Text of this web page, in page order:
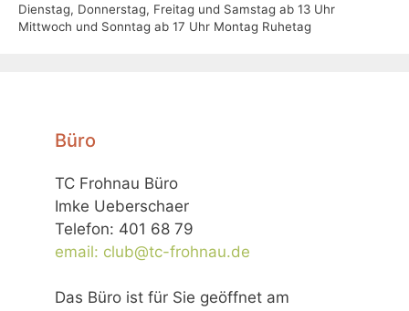
Dienstag, Donnerstag, Freitag und Samstag ab 13 Uhr
Mittwoch und Sonntag ab 17 Uhr Montag Ruhetag
Büro
TC Frohnau Büro
Imke Ueberschaer
Telefon: 401 68 79
email: club@tc-frohnau.de
Das Büro ist für Sie geöffnet am